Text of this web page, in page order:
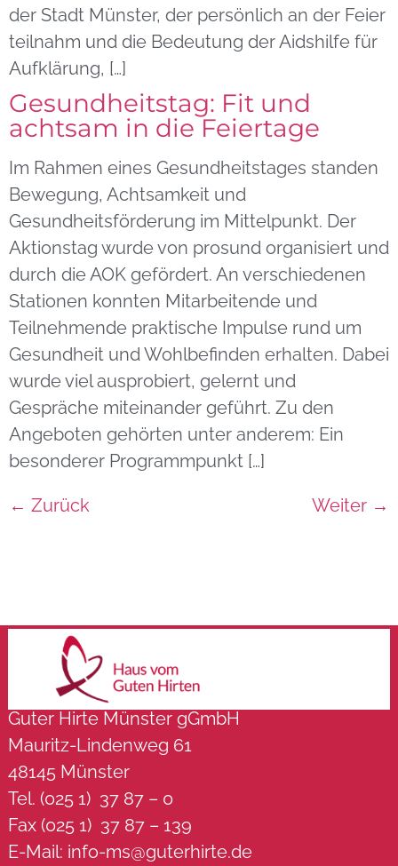
der Stadt Münster, der persönlich an der Feier
teilnahm und die Bedeutung der Aidshilfe für
Aufklärung, […]
Gesundheitstag: Fit und
achtsam in die Feiertage
Im Rahmen eines Gesundheitstages standen
Bewegung, Achtsamkeit und
Gesundheitsförderung im Mittelpunkt. Der
Aktionstag wurde von prosund organisiert und
durch die AOK gefördert. An verschiedenen
Stationen konnten Mitarbeitende und
Teilnehmende praktische Impulse rund um
Gesundheit und Wohlbefinden erhalten. Dabei
wurde viel ausprobiert, gelernt und
Gespräche miteinander geführt. Zu den
Angeboten gehörten unter anderem: Ein
besonderer Programmpunkt […]
← Zurück Weiter →
Guter Hirte Münster gGmbH
Mauritz-Lindenweg 61
48145 Münster
Tel. (025 1) 37 87 – 0
Fax (025 1) 37 87 – 139
E-Mail: info-ms@guterhirte.de